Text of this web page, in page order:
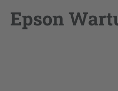
Epson